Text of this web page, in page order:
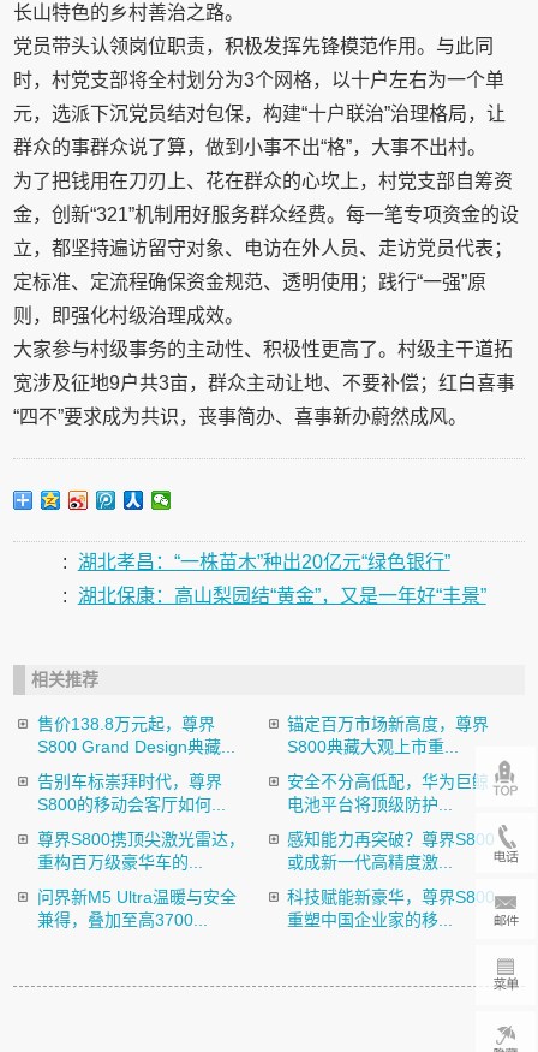
长山特色的乡村善治之路。
党员带头认领岗位职责，积极发挥先锋模范作用。与此同
时，村党支部将全村划分为3个网格，以十户左右为一个单
元，选派下沉党员结对包保，构建“十户联治”治理格局，让
群众的事群众说了算，做到小事不出“格”，大事不出村。
为了把钱用在刀刃上、花在群众的心坎上，村党支部自筹资
金，创新“321”机制用好服务群众经费。每一笔专项资金的设
立，都坚持遍访留守对象、电访在外人员、走访党员代表；
定标准、定流程确保资金规范、透明使用；践行“一强”原
则，即强化村级治理成效。
大家参与村级事务的主动性、积极性更高了。村级主干道拓
宽涉及征地9户共3亩，群众主动让地、不要补偿；红白喜事
“四不”要求成为共识，丧事简办、喜事新办蔚然成风。
: 湖北孝昌：“一株苗木”种出20亿元“绿色银行”
: 湖北保康：高山梨园结“黄金”，又是一年好“丰景”
相关推荐
售价138.8万元起，尊界
S800 Grand Design典藏...
锚定百万市场新高度，尊界
S800典藏大观上市重...
告别车标崇拜时代，尊界
S800的移动会客厅如何...
安全不分高低配，华为巨鲸
电池平台将顶级防护...
尊界S800携顶尖激光雷达，
重构百万级豪华车的...
感知能力再突破？尊界S800
或成新一代高精度激...
问界新M5 Ultra温暖与安全
兼得，叠加至高3700...
科技赋能新豪华，尊界S800
重塑中国企业家的移...